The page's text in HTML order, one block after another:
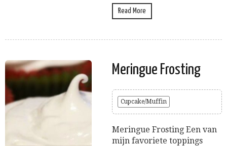
Read More
Meringue Frosting
Cupcake/Muffin
Meringue Frosting Een van
mijn favoriete toppings